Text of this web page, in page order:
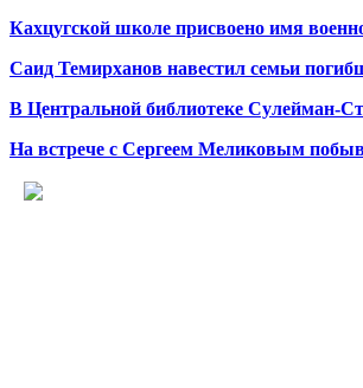
Кахцугской школе присвоено имя
Саид Темирханов навестил семьи
В Центральной библиотеке Сулейман-
На встрече с Сергеем Меликовым